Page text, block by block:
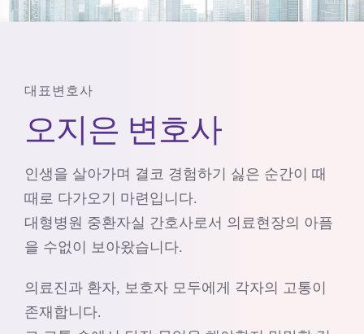
기
대표변호사
오지은 변호사
인생을 살아가며 결코 경험하기 싫은 순간이 때
때로 다가오기 마련입니다.
대형병원 중환자실 간호사로서 의료현장의 아픔
을 수없이 보아왔습니다.
의료진과 환자, 보호자 모두에게 각자의 고통이
존재합니다.